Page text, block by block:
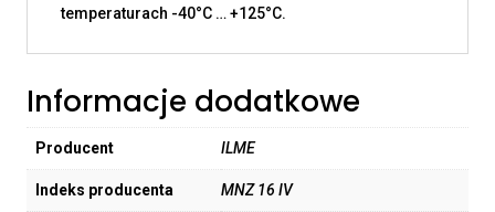
temperaturach -40°C … +125°C.
Informacje dodatkowe
Producent ILME
Indeks producenta MNZ 16 IV